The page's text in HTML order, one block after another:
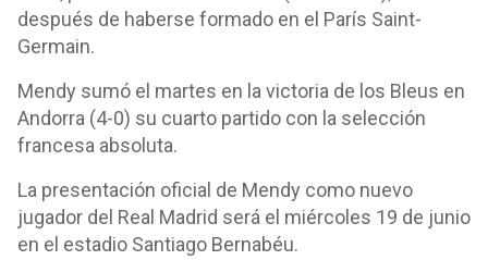
después de haberse formado en el París Saint-
Germain.
Mendy sumó el martes en la victoria de los Bleus en
Andorra (4-0) su cuarto partido con la selección
francesa absoluta.
La presentación oficial de Mendy como nuevo
jugador del Real Madrid será el miércoles 19 de junio
en el estadio Santiago Bernabéu.